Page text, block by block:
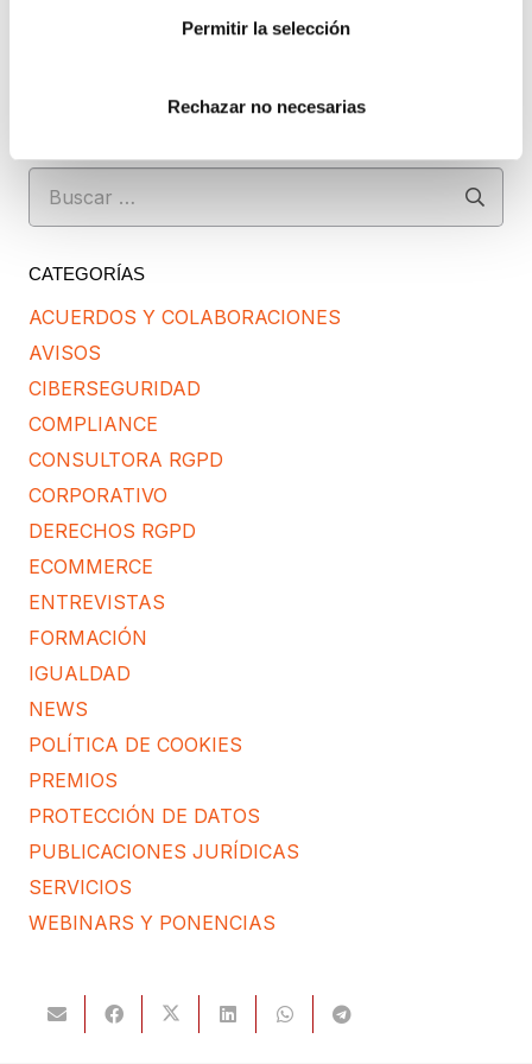
Permitir la selección
Rechazar no necesarias
Buscar:
CATEGORÍAS
ACUERDOS Y COLABORACIONES
AVISOS
CIBERSEGURIDAD
COMPLIANCE
CONSULTORA RGPD
CORPORATIVO
DERECHOS RGPD
ECOMMERCE
ENTREVISTAS
FORMACIÓN
IGUALDAD
NEWS
POLÍTICA DE COOKIES
PREMIOS
PROTECCIÓN DE DATOS
PUBLICACIONES JURÍDICAS
SERVICIOS
WEBINARS Y PONENCIAS